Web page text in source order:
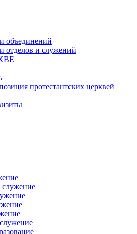
объединений
отделов и служений
протестантских церквей